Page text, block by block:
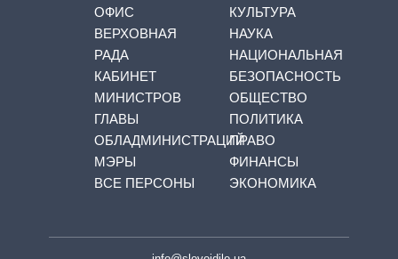
ОФИС
ВЕРХОВНАЯ
РАДА
КАБИНЕТ
МИНИСТРОВ
ГЛАВЫ
ОБЛАДМИНИСТРАЦИЙ
МЭРЫ
ВСЕ ПЕРСОНЫ
КУЛЬТУРА
НАУКА
НАЦИОНАЛЬНАЯ
БЕЗОПАСНОСТЬ
ОБЩЕСТВО
ПОЛИТИКА
ПРАВО
ФИНАНСЫ
ЭКОНОМИКА